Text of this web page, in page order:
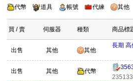
代幣 道具 帳號 代練 其他
買 / 賣 伺服器 種類 商品標
出售 其他 其他
長期
出售 其他 代幣